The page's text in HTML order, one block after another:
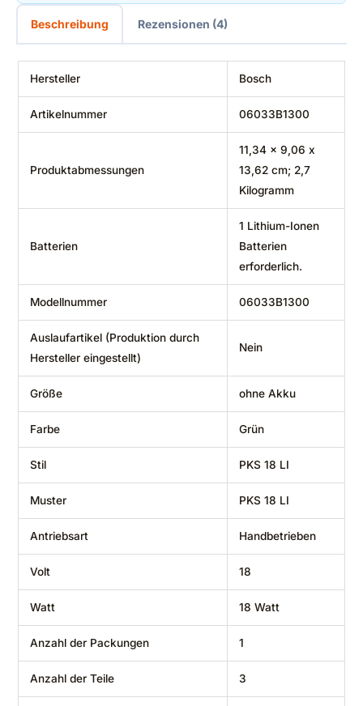
Beschreibung Rezensionen (4)
Hersteller ‎Bosch
Artikelnummer ‎06033B1300
Produktabmessungen
‎11,34 x 9,06 x
13,62 cm; 2,7
Kilogramm
Batterien
‎1 Lithium-Ionen
Batterien
erforderlich.
Modellnummer ‎06033B1300
Auslaufartikel (Produktion durch
Hersteller eingestellt)
‎Nein
Größe ‎ohne Akku
Farbe ‎Grün
Stil ‎PKS 18 LI
Muster ‎PKS 18 LI
Antriebsart ‎Handbetrieben
Volt ‎18
Watt ‎18 Watt
Anzahl der Packungen ‎1
Anzahl der Teile ‎3